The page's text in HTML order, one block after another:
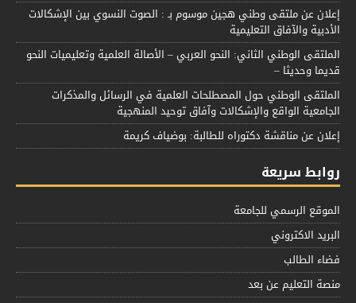
إعلان عن ملتقى وطني هجين موسوم بـ : الصوت النسوي بين الإشكالات
الأدبية والآفاق التعليمية
الملتقى الوطني الثاني: النحو العربي – الأصالة العلمية وتعليميات النحو
قديما وحديثا –
الملتقى الوطني حول المصطلحات العلمية في الرسائل والمذكرات
الجامعية الواقع والإشكالات وآفاق توحيد المنهجية
إعلان عن مناقشة دكتوراه للطالبة: بوضياف كريمة
روابط سريعة
الموقع الرسمي للجامعة
البريد الاكتروني
فضاء الطالب
منصة التعليم عن بعد